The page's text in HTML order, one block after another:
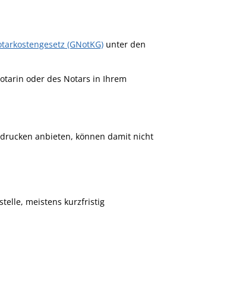
(GNotKG) unter den
oder des Notars in Ihrem
anbieten, können damit nicht
meistens kurzfristig